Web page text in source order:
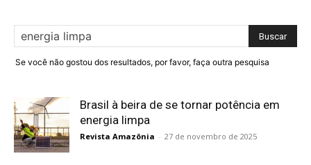
Se você não gostou dos resultados, por favor, faça outra pesquisa
Brasil à beira de se tornar potência em
energia limpa
Revista Amazônia - 27 de novembro de 2025